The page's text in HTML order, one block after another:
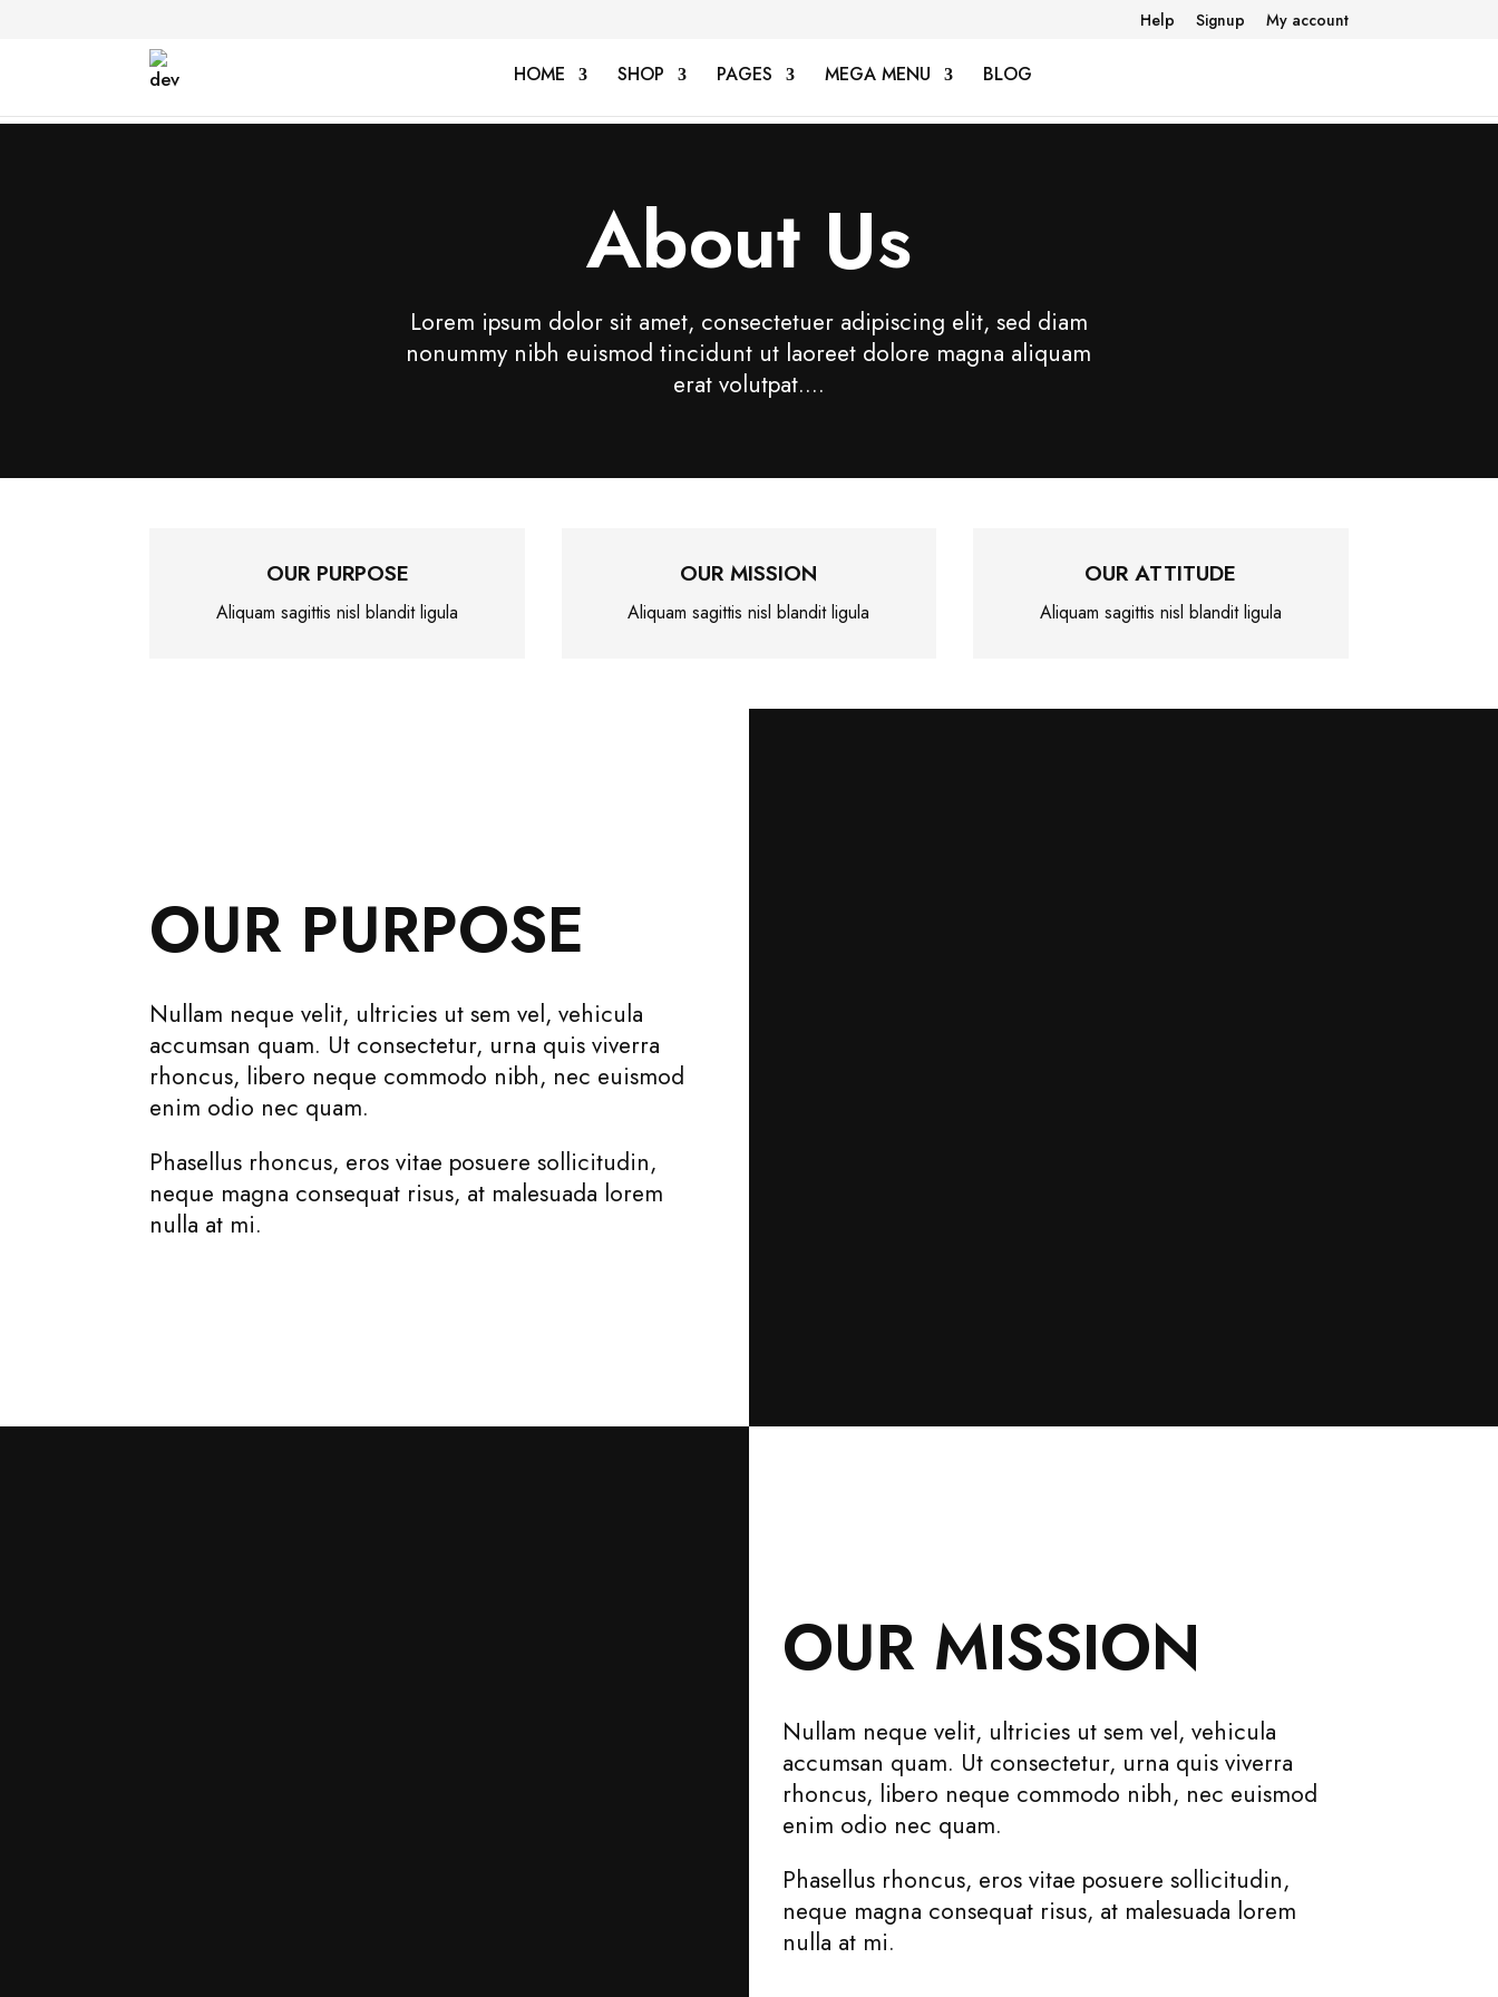
Help Signup My account
HOME SHOP PAGES MEGA MENU BLOG
About Us
Lorem ipsum dolor sit amet, consectetuer adipiscing elit, sed diam
nonummy nibh euismod tincidunt ut laoreet dolore magna aliquam
erat volutpat….
OUR PURPOSE
Aliquam sagittis nisl blandit ligula
OUR MISSION
Aliquam sagittis nisl blandit ligula
OUR ATTITUDE
Aliquam sagittis nisl blandit ligula
OUR PURPOSE
Nullam neque velit, ultricies ut sem vel, vehicula
accumsan quam. Ut consectetur, urna quis viverra
rhoncus, libero neque commodo nibh, nec euismod
enim odio nec quam.
Phasellus rhoncus, eros vitae posuere sollicitudin,
neque magna consequat risus, at malesuada lorem
nulla at mi.
OUR MISSION
Nullam neque velit, ultricies ut sem vel, vehicula
accumsan quam. Ut consectetur, urna quis viverra
rhoncus, libero neque commodo nibh, nec euismod
enim odio nec quam.
Phasellus rhoncus, eros vitae posuere sollicitudin,
neque magna consequat risus, at malesuada lorem
nulla at mi.